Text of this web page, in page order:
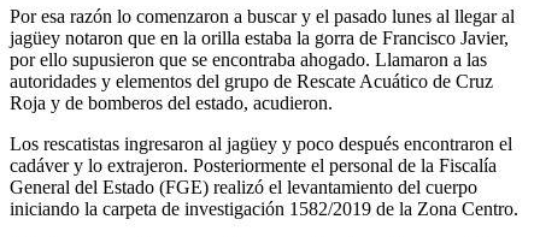
Por esa razón lo comenzaron a buscar y el pasado lunes al llegar al
jagüey notaron que en la orilla estaba la gorra de Francisco Javier,
por ello supusieron que se encontraba ahogado. Llamaron a las
autoridades y elementos del grupo de Rescate Acuático de Cruz
Roja y de bomberos del estado, acudieron.
Los rescatistas ingresaron al jagüey y poco después encontraron el
cadáver y lo extrajeron. Posteriormente el personal de la Fiscalía
General del Estado (FGE) realizó el levantamiento del cuerpo
iniciando la carpeta de investigación 1582/2019 de la Zona Centro.